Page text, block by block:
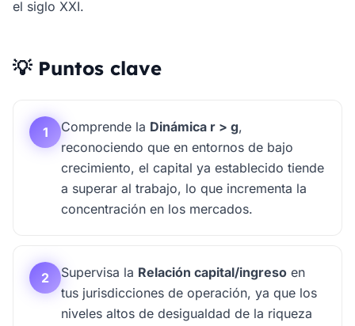
el siglo XXI.
💡 Puntos clave
1 Comprende la Dinámica r > g,
reconociendo que en entornos de bajo
crecimiento, el capital ya establecido tiende
a superar al trabajo, lo que incrementa la
concentración en los mercados.
2 Supervisa la Relación capital/ingreso en
tus jurisdicciones de operación, ya que los
niveles altos de desigualdad de la riqueza